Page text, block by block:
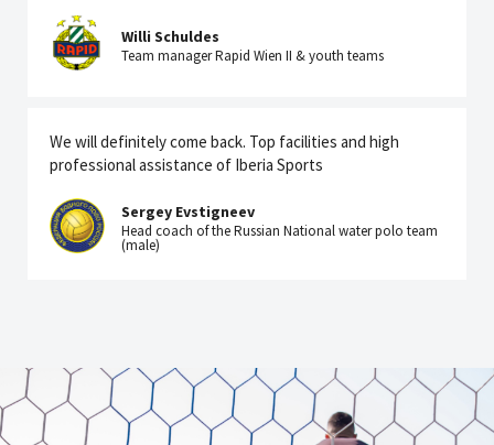
Willi Schuldes
Team manager Rapid Wien II & youth teams
We will definitely come back. Top facilities and high
professional assistance of Iberia Sports
Sergey Evstigneev
Head coach of the Russian National water polo team
(male)